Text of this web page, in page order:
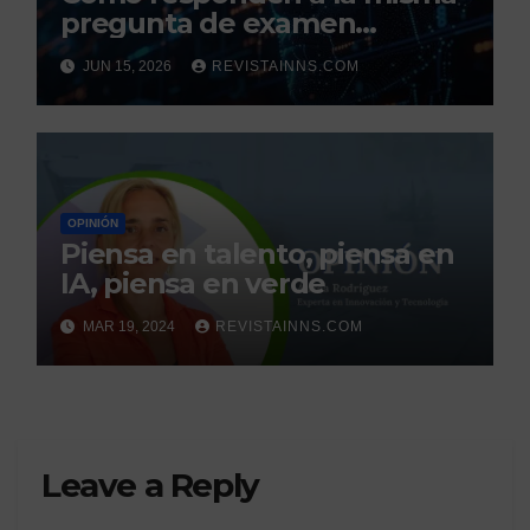
pregunta de examen
ChatGpT, Gemini y Claude,
las tres IA más usadas del
mundo
JUN 15, 2026 REVISTAINNS.COM
OPINIÓN
Piensa en talento, piensa en
IA, piensa en verde
MAR 19, 2024 REVISTAINNS.COM
Leave a Reply